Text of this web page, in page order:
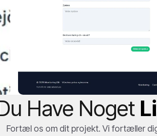
Have Noget
Fortæl os om dit projekt. Vi fortæller